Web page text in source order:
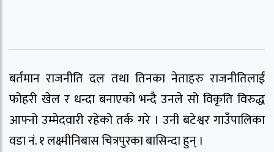
बर्तमान राजनीति दल तथा तिनका नेताहरु राजनीतिलाई
फोहरी खेल र धन्दा बनाएको भन्दै उनले सो विकृति विरुद्ध
आफ्नो उम्मेदवारी रहेको तर्क गरे । उनी बटेश्वर गाउँपालिका
वडा नं. १ लक्ष्मीनिबास चित्रपुरका बासिन्दा हुन् ।